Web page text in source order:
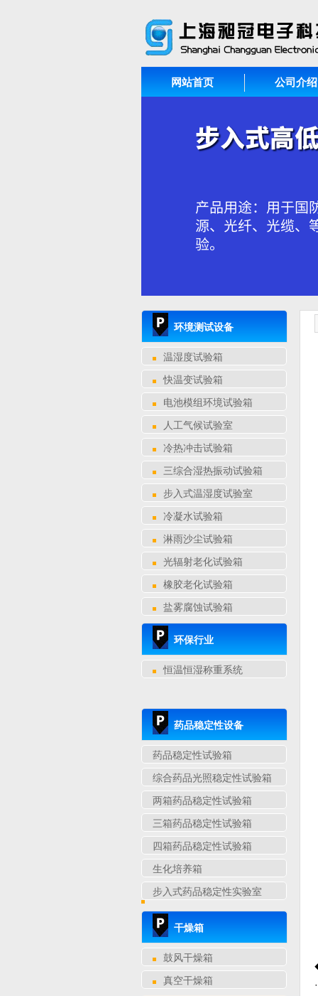
网站首页 公司介绍
环境测试设备
温湿度试验箱
快温变试验箱
电池模组环境试验箱
人工气候试验室
冷热冲击试验箱
三综合湿热振动试验箱
步入式温湿度试验室
冷凝水试验箱
淋雨沙尘试验箱
光辐射老化试验箱
橡胶老化试验箱
盐雾腐蚀试验箱
环保行业
恒温恒湿称重系统
药品稳定性设备
药品稳定性试验箱
综合药品光照稳定性试验箱
两箱药品稳定性试验箱
三箱药品稳定性试验箱
四箱药品稳定性试验箱
生化培养箱
步入式药品稳定性实验室
干燥箱
鼓风干燥箱
真空干燥箱